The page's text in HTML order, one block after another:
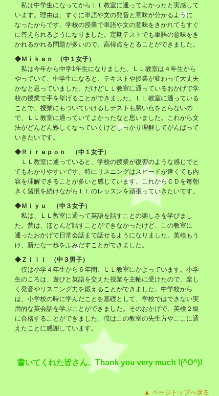
私は中学生になってからＬＬ教室に通ってよかったと実感して
います。理由は、すぐに単語や文の発音と意味が分かるように
なったからです。学校の授業で単語や文の意味をきかれてもすぐ
に答えられるようになりました。定期テストでも単語の意味をき
かれるかれる問題が多いので、高得点をとることができました。
◆Ｍｉｋａｎ （中１女子）
私は今年から中学1年生になりました。ＬＬ教室は４年生から
やっていて、中学生になると、テキストや授業が変わって大丈夫
かなと思っていました。だけどＬＬ教室に通っているおかげで学
校の授業で手を挙げることができました。ＬＬ教室に通っている
ことで、授業にもついていけるしテストも悪い点をとらないの
で、ＬＬ教室に通っていてよかったなと思いました。これから文
法がどんどん難しくなっていくけどしっかり理解してがんばって
いきたいです。
◆Ｒｉｒａｐｏｎ （中１女子）
ＬＬ教室に通っていると、学校の授業が復習のような感じでと
てもわかりやすいです。特にリスニングはスピードが速くても内
容を理解できることが多いと感じています。これからＣＤを毎朝
きく習慣を続けながらＬＬのレッスンを頑張っていきたいです。
◆Ｍｉｙｕ （中３女子）
私は、ＬＬ教室に通って英語を話すことの楽しさを学びまし
た。昔は、ほとんど話すことができなかったけど、この教室に
通ったおかげで日常会話まで話せるようになりました。英検もう
け、新たな一歩をふみだすことができました。
◆Ｚｉｌｌ （中３男子）
僕は小学４年生から６年間、ＬＬ教室にかよっています。小学
生のころは、遊びと英語を交えた授業を主軸に受けたので、楽し
く発音やリスニング力を鍛えることができました。中学校から
は、小学校の時に学んだことを基礎として、学校ではできない実
用的な英会話を学ぶことができました。そのおかげで、英検２級
に合格することができました。僕はこの教室の先生方やここに通
えたことに感謝しています。
書いてくれた皆さん、Thank you very much !(^O^)!
▲ ページトップへ戻る